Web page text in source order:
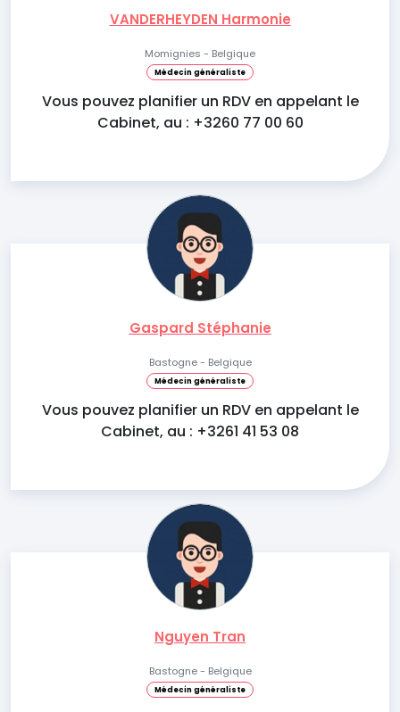
VANDERHEYDEN Harmonie
Momignies - Belgique
Médecin généraliste
Vous pouvez planifier un RDV en appelant le
Cabinet, au : +3260 77 00 60
Gaspard Stéphanie
Bastogne - Belgique
Médecin généraliste
Vous pouvez planifier un RDV en appelant le
Cabinet, au : +3261 41 53 08
Nguyen Tran
Bastogne - Belgique
Médecin généraliste